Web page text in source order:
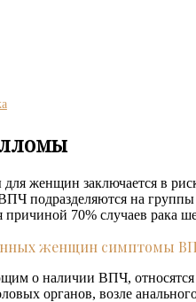
женщин заключается в
подразделяются на
70% случаев рака
женщин симптомы
о наличии ВПЧ,
органов, возле